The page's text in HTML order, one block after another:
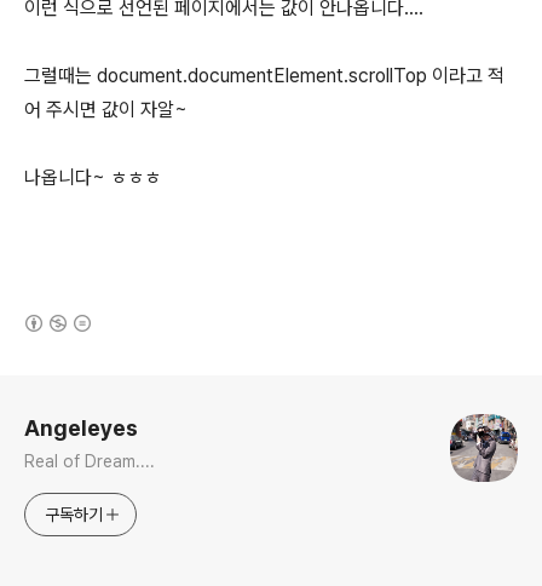
이런 식으로 선언된 페이지에서는 값이 안나옵니다....
그럴때는 document.documentElement.scrollTop 이라고 적
어 주시면 값이 자알~
나옵니다~ ㅎㅎㅎ
Angeleyes
Real of Dream....
구독하기